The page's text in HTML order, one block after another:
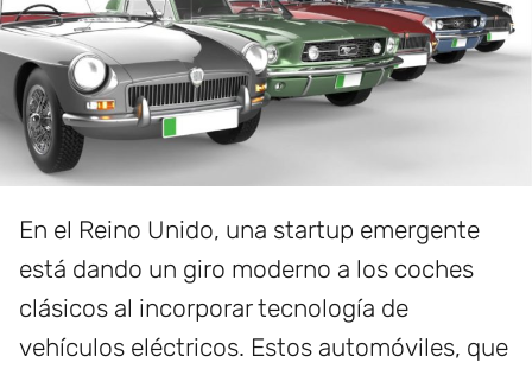
En el Reino Unido, una startup emergente
está dando un giro moderno a los coches
clásicos al incorporar tecnología de
vehículos eléctricos. Estos automóviles, que